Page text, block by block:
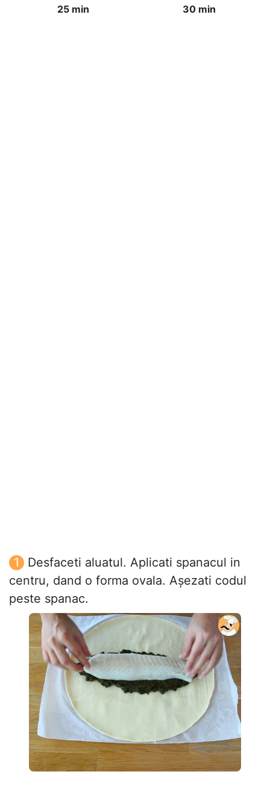
25 min
30 min
Desfaceti aluatul. Aplicati spanacul in
centru, dand o forma ovala. Așezati codul
peste spanac.